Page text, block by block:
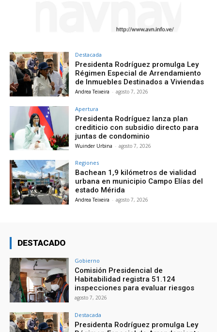
Destacada
Presidenta Rodríguez promulga Ley
Régimen Especial de Arrendamiento
de Inmuebles Destinados a Viviendas
Andrea Teixeira - agosto 7, 2026
Apertura
Presidenta Rodríguez lanza plan
crediticio con subsidio directo para
juntas de condominio
Wuinder Urbina - agosto 7, 2026
Regiones
Bachean 1,9 kilómetros de vialidad
urbana en municipio Campo Elías del
estado Mérida
Andrea Teixeira - agosto 7, 2026
DESTACADO
Gobierno
Comisión Presidencial de
Habitabilidad registra 51.124
inspecciones para evaluar riesgos
agosto 7, 2026
Destacada
Presidenta Rodríguez promulga Ley